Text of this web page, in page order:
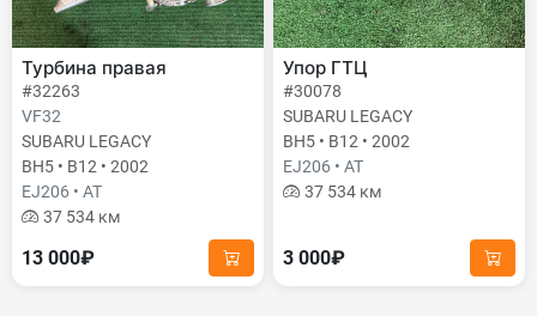
Турбина правая
#32263
VF32
SUBARU LEGACY
BH5 • B12 • 2002
EJ206 • AT
37 534 км
13 000₽
Упор ГТЦ
#30078
SUBARU LEGACY
BH5 • B12 • 2002
EJ206 • AT
37 534 км
3 000₽